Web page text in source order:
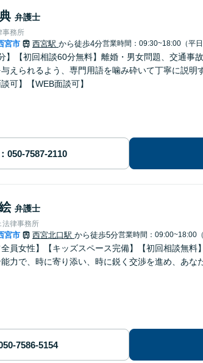
弁護士
事務所
宮市 西宮駅 から徒歩4分営業時間：09:30~18:00（平日
】【初回相談60分無料】離婚・男女問題、交通
えられるよう、専門用語を噛み砕いて丁寧に説
可】【WEB面談可】
弁護士
法律事務所
宮市 西宮北口駅 から徒歩5分営業時間：09:00~18:00（
全員女性】【キッズスペース完備】【初回相談無
力で、時に寄り添い、時に鋭く交渉を進め、あ